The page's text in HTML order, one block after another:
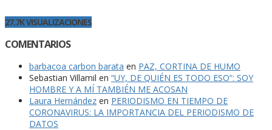
27.7K VISUALIZACIONES
COMENTARIOS
barbacoa carbon barata en PAZ, CORTINA DE HUMO
Sebastian Villamil en “UY, DE QUIÉN ES TODO ESO”: SOY
HOMBRE Y A MÍ TAMBIÉN ME ACOSAN
Laura Hernández en PERIODISMO EN TIEMPO DE
CORONAVIRUS: LA IMPORTANCIA DEL PERIODISMO DE
DATOS